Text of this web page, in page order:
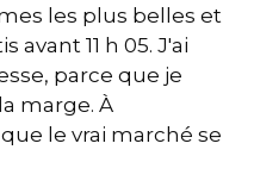
les plus belles et
11 h 05. J'ai
parce que je
marge. À
le vrai marché se